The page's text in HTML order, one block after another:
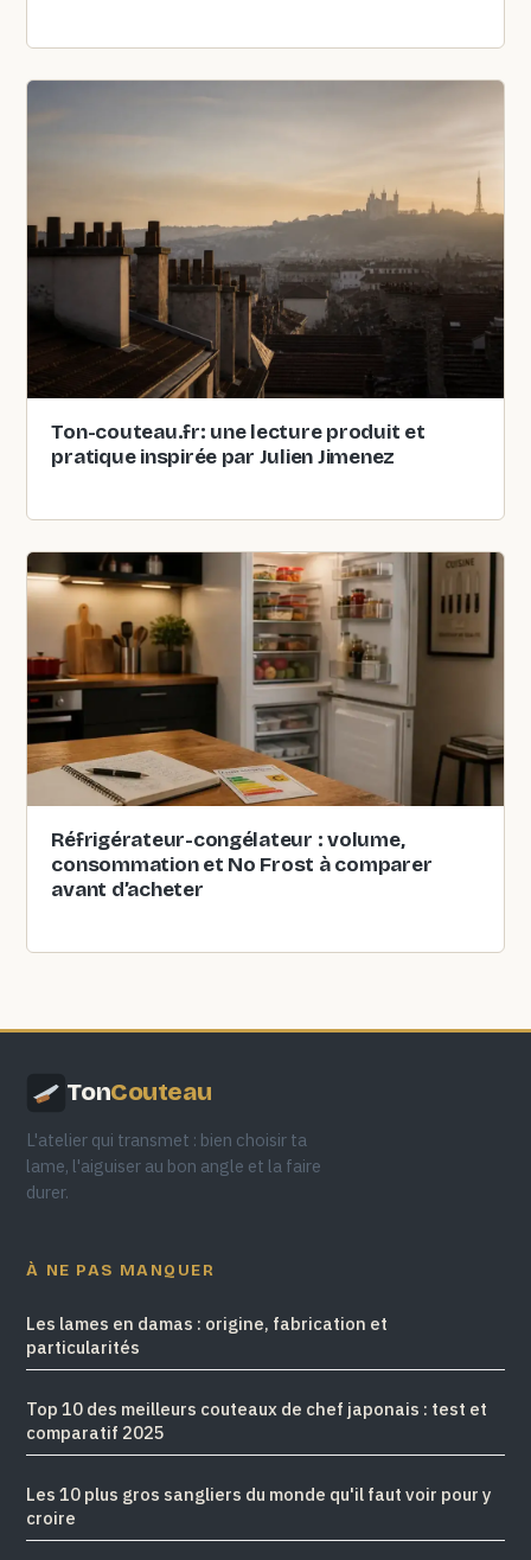
Ton-couteau.fr: une lecture produit et
pratique inspirée par Julien Jimenez
Réfrigérateur-congélateur : volume,
consommation et No Frost à comparer
avant d’acheter
TonCouteau
L'atelier qui transmet : bien choisir ta
lame, l'aiguiser au bon angle et la faire
durer.
À NE PAS MANQUER
Les lames en damas : origine, fabrication et
particularités
Top 10 des meilleurs couteaux de chef japonais : test et
comparatif 2025
Les 10 plus gros sangliers du monde qu'il faut voir pour y
croire